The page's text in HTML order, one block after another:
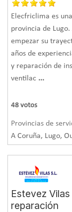
las necesidades
Solución:
conductos
El hecho de
ha facilitado en
conductos,
hueco.
Se cubrió el
acceder a ella
Ahora la
además de
Elecfriclima es
provincia de
empezar su
años de
y reparación de
ventilac ...
48 votos
Provincias de
A Coruña, Lugo,
Estevez
reparación